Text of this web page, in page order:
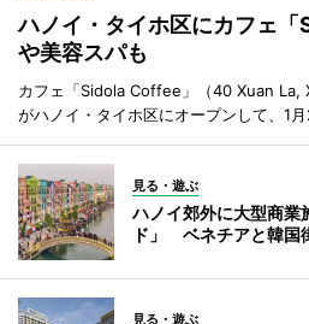
ハノイ・タイホ区にカフェ
や美容スパも
カフェ「Sidola Coffee」（40 Xuan La,
がハノイ・タイホ区にオープンして、1月
見る・遊ぶ
ハノイ郊外に大型商業
ド」 ベネチアと韓国
見る・遊ぶ